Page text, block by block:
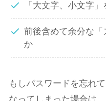
「大文字、小文字
前後含めて余分な
か
もしパスワードを忘れ
なってしまった場合は